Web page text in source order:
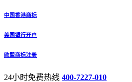
中国香港商标
美国银行开户
欧盟商标注册
24小时免费热线 400-7227-010